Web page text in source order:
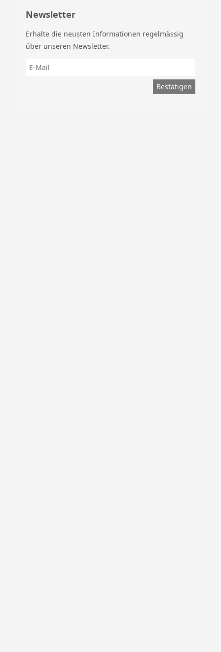
Newsletter
Erhalte die neusten Informationen regelmässig
über unseren Newsletter.